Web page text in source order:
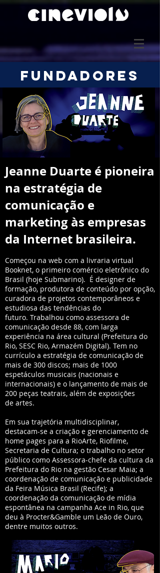
Jeanne Duarte é pioneira
na estratégia de
comunicação e
marketing às empresas
da Internet brasileira.
Começou na web com a livraria virtual
Booknet, o primeiro comércio eletrônico do
Brasil (hoje Submarino). É designer de
formação, produtora de conteúdo por opção,
curadora de projetos contemporâneos e
estudiosa das tendências do
futuro. Trabalhou como assessora de
comunicação desde 88, com larga
experiência na área cultural (Prefeitura do
Rio, SESC Rio, Armazém Digital). Tem no
currículo a estratégia de comunicação de
mais de 300 discos; mais de 1000
espetáculos musicais (nacionais e
internacionais) e o lançamento de mais de
200 peças teatrais, além de exposições
de artes.
Em sua trajetória multidisciplinar,
destacam-se a criação e gerenciamento de
home pages para a RioArte, Riofilme,
Secretaria de Cultura; o trabalho no setor
público como Assessora-chefe da cultura da
Prefeitura do Rio na gestão Cesar Maia; a
coordenação de comunicação e publicidade
da Feira Música Brasil (Recife); a
coordenação da comunicação de mídia
espontânea na campanha Ace in Rio, que
deu à Procter&Gamble um Leão de Ouro,
dentre muitos outros.
FUNDADORES